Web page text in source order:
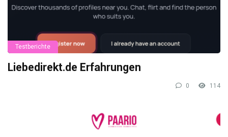
Testberichte
Liebedirekt.de Erfahrungen
0 114